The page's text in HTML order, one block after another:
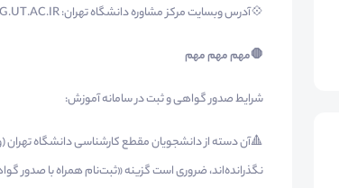
💠آدرس وبسایت مرکز مشاوره دانشگاه تهران: https://COUNSELING.UT.AC.IR
🛑مهم مهم مهم
شرایط صدور گواهی و ثبت در سامانه آموزش:
نگذرانده‌اند، ضروری است گزینه «ثبت‌نام همراه با صدور